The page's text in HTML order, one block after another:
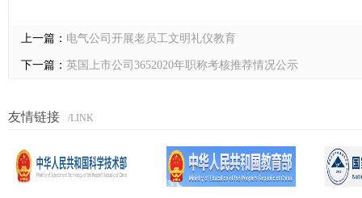
上一篇： 电气公司开展老员工文明礼仪教育
下一篇： 英国上市公司3652020年职称考核推荐情况公示
友情链接 /LINK